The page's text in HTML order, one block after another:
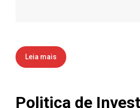
Leia mais
Politica de